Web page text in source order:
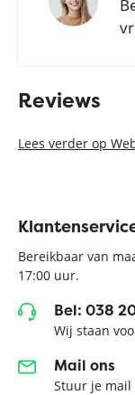
Reviews
Lees verder op
Bereikbaar van
17:00 uur.
Bel: 038
Wij staan
Mail ons
Stuur je mail